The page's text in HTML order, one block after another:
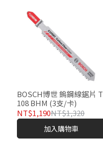
BOSCH博世 鎢鋼線鋸片 T
108 BHM (3支/卡)
NT$1,190NT$1,320
加入購物車